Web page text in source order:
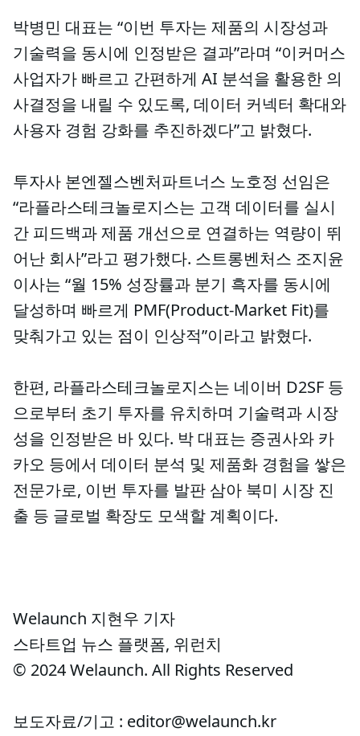
박병민 대표는 “이번 투자는 제품의 시장성과
기술력을 동시에 인정받은 결과”라며 “이커머스
사업자가 빠르고 간편하게 AI 분석을 활용한 의
사결정을 내릴 수 있도록, 데이터 커넥터 확대와
사용자 경험 강화를 추진하겠다”고 밝혔다.
투자사 본엔젤스벤처파트너스 노호정 선임은
“라플라스테크놀로지스는 고객 데이터를 실시
간 피드백과 제품 개선으로 연결하는 역량이 뛰
어난 회사”라고 평가했다. 스트롱벤처스 조지윤
이사는 “월 15% 성장률과 분기 흑자를 동시에
달성하며 빠르게 PMF(Product-Market Fit)를
맞춰가고 있는 점이 인상적”이라고 밝혔다.
한편, 라플라스테크놀로지스는 네이버 D2SF 등
으로부터 초기 투자를 유치하며 기술력과 시장
성을 인정받은 바 있다. 박 대표는 증권사와 카
카오 등에서 데이터 분석 및 제품화 경험을 쌓은
전문가로, 이번 투자를 발판 삼아 북미 시장 진
출 등 글로벌 확장도 모색할 계획이다.
Welaunch 지현우 기자
스타트업 뉴스 플랫폼, 위런치
© 2024 Welaunch. All Rights Reserved
보도자료/기고 : editor@welaunch.kr